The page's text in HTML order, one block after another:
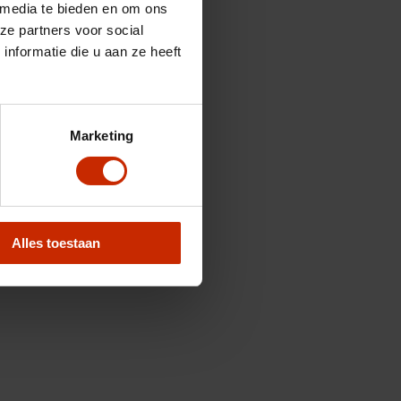
te bieden en om ons
partners voor social
die u aan ze heeft
Marketing
Alles toestaan